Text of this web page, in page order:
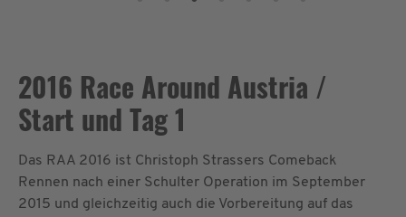
2016 Race Around Austria /
Start und Tag 1
Das RAA 2016 ist Christoph Strassers Comeback
Rennen nach einer Schulter Operation im September
2015 und gleichzeitig auch die Vorbereitung auf das